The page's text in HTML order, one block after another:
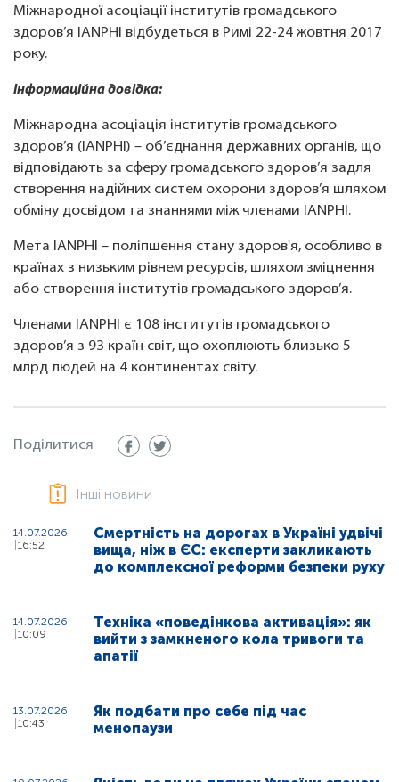
Міжнародної асоціації інститутів громадського
здоров’я IANPHI відбудеться в Римі 22-24 жовтня 2017
року.
Інформаційна довідка:
Міжнародна асоціація інститутів громадського
здоров’я (IANPHI) – об’єднання державних органів, що
відповідають за сферу громадського здоров’я задля
створення надійних систем охорони здоров’я шляхом
обміну досвідом та знаннями між членами IANPHI.
Мета IANPHI – поліпшення стану здоров'я, особливо в
країнах з низьким рівнем ресурсів, шляхом зміцнення
або створення інститутів громадського здоров’я.
Членами IANPHI є 108 інститутів громадського
здоров’я з 93 країн світ, що охоплюють близько 5
млрд людей на 4 континентах світу.
Поділитися
Інші новини
14.07.2026
16:52
Смертність на дорогах в Україні удвічі
вища, ніж в ЄС: експерти закликають
до комплексної реформи безпеки руху
14.07.2026
10:09
Техніка «поведінкова активація»: як
вийти з замкненого кола тривоги та
апатії
13.07.2026
10:43
Як подбати про себе під час
менопаузи